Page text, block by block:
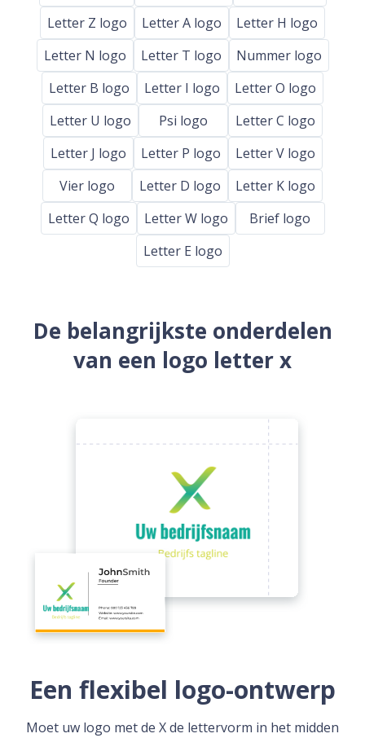
Letter Z logo
Letter A logo
Letter H logo
Letter N logo
Letter T logo
Nummer logo
Letter B logo
Letter I logo
Letter O logo
Letter U logo
Psi logo
Letter C logo
Letter J logo
Letter P logo
Letter V logo
Vier logo
Letter D logo
Letter K logo
Letter Q logo
Letter W logo
Brief logo
Letter E logo
De belangrijkste onderdelen
van een logo letter x
Een flexibel logo-ontwerp
Moet uw logo met de X de lettervorm in het midden